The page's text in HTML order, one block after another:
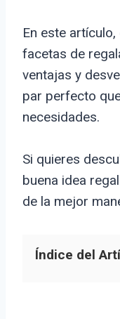
En este
facetas de
ventajas y
par perfecto
necesidades.
Si quieres
buena idea
de la mejor
Índice del